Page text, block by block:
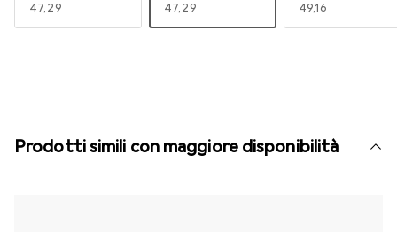
EUR
47,29 EUR
47,29 EUR
49,16
Prodotti simili con maggiore disponibilità